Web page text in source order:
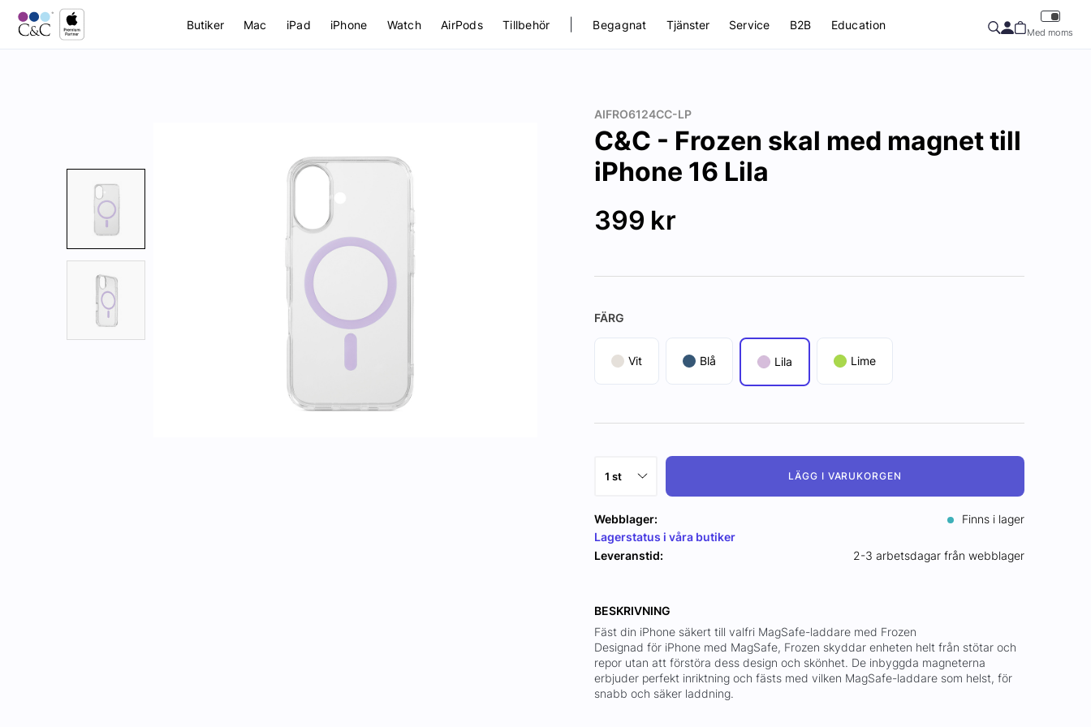
Butiker Mac iPad iPhone Watch AirPods Tillbehör Begagnat Tjänster Service B2B Education
Med moms
AIFRO6124CC-LP
C&C - Frozen skal med magnet till
iPhone 16 Lila
399 kr
FÄRG
Vit Blå Lila Lime
LÄGG I VARUKORGEN
Webblager:
Finns i lager
Lagerstatus i våra butiker
Leveranstid:
2-3 arbetsdagar från webblager
BESKRIVNING
Fäst din iPhone säkert till valfri MagSafe-laddare med Frozen
Designad för iPhone med MagSafe, Frozen skyddar enheten helt från stötar och
repor utan att förstöra dess design och skönhet. De inbyggda magneterna
erbjuder perfekt inriktning och fästs med vilken MagSafe-laddare som helst, för
snabb och säker laddning.